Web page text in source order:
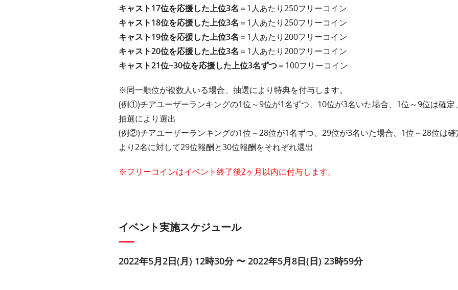
キャスト17位を応援した上位3名 ＝1人あたり250フリーコイン
キャスト18位を応援した上位3名 ＝1人あたり250フリーコイン
キャスト19位を応援した上位3名 ＝1人あたり200フリーコイン
キャスト20位を応援した上位3名 ＝1人あたり200フリーコイン
キャスト21位~30位を応援した上位3名ずつ＝100フリーコイン
※同一順位が複数人いる場合、抽選により特典を付与します。
(例①)チアユーザーランキングの1位～9位が1名ずつ、10位が3名いた場合、1位～9位は確定
抽選により選出
(例②)チアユーザーランキングの1位～28位が1名ずつ、29位が3名いた場合、1位～28位は
より2名に対して29位報酬と30位報酬をそれぞれ選出
※フリーコインはイベント終了後2ヶ月以内に付与します。
イベント実施スケジュール
2022年5月2日(月) 12時30分 〜 2022年5月8日(日) 23時59分